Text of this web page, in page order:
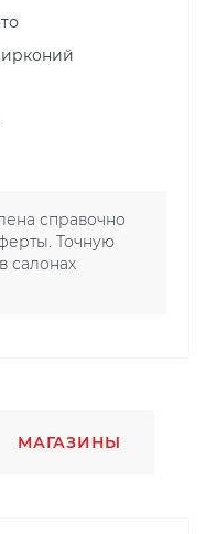
справочно
Точную
салонах
МАГАЗИНЫ